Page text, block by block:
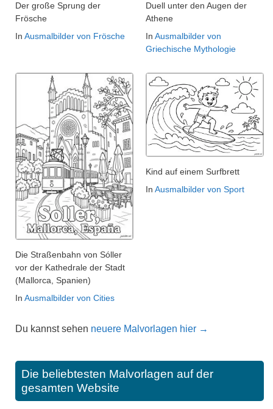
Der große Sprung der
Frösche
In Ausmalbilder von Frösche
Duell unter den Augen der
Athene
In Ausmalbilder von
Griechische Mythologie
Die Straßenbahn von Sóller
vor der Kathedrale der Stadt
(Mallorca, Spanien)
In Ausmalbilder von Cities
Kind auf einem Surfbrett
In Ausmalbilder von Sport
Du kannst sehen neuere Malvorlagen hier →
Die beliebtesten Malvorlagen auf der
gesamten Website